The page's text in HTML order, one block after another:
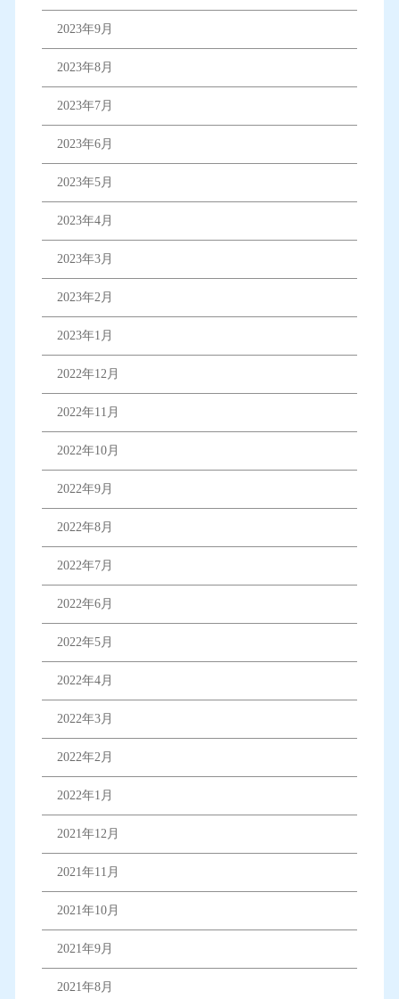
2023年9月
2023年8月
2023年7月
2023年6月
2023年5月
2023年4月
2023年3月
2023年2月
2023年1月
2022年12月
2022年11月
2022年10月
2022年9月
2022年8月
2022年7月
2022年6月
2022年5月
2022年4月
2022年3月
2022年2月
2022年1月
2021年12月
2021年11月
2021年10月
2021年9月
2021年8月